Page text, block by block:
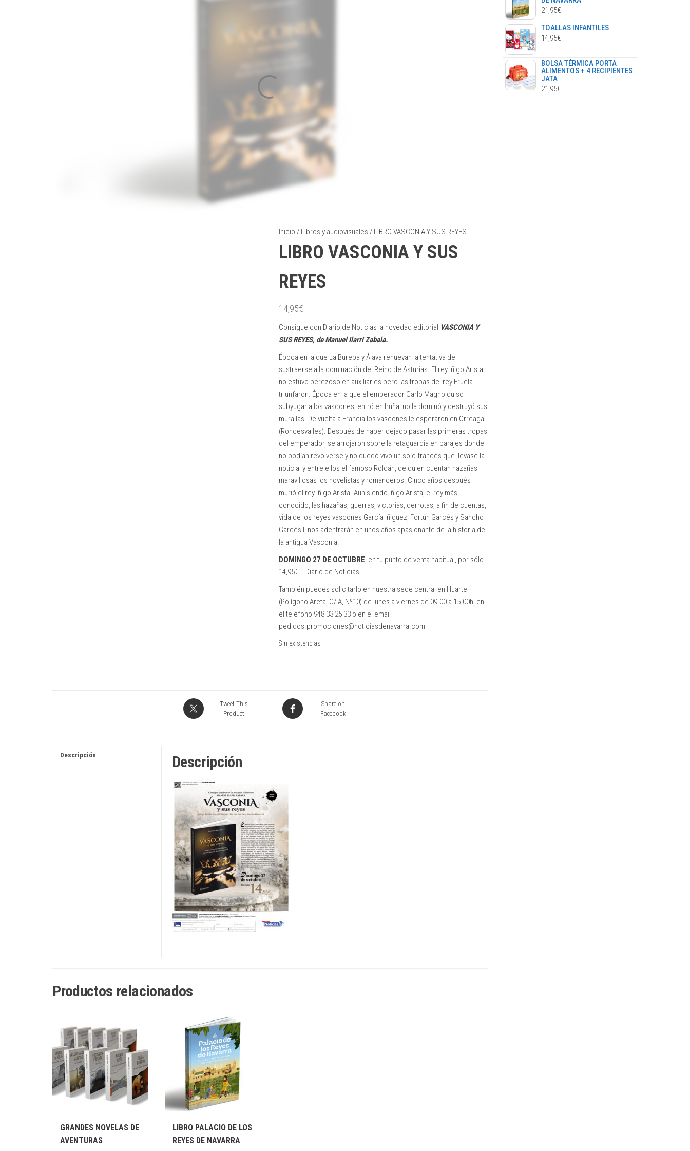
Inicio / Libros y audiovisuales / LIBRO VASCONIA Y SUS REYES
LIBRO VASCONIA Y SUS
REYES
14,95€
Consigue con Diario de Noticias la novedad editorial VASCONIA Y
SUS REYES, de Manuel Ilarri Zabala.
Época en la que La Bureba y Álava renuevan la tentativa de
sustraerse a la dominación del Reino de Asturias. El rey Iñigo Arista
no estuvo perezoso en auxiliarles pero las tropas del rey Fruela
triunfaron. Época en la que el emperador Carlo Magno quiso
subyugar a los vascones, entró en Iruña, no la dominó y destruyó sus
murallas. De vuelta a Francia los vascones le esperaron en Orreaga
(Roncesvalles). Después de haber dejado pasar las primeras tropas
del emperador, se arrojaron sobre la retaguardia en parajes donde
no podían revolverse y no quedó vivo un solo francés que llevase la
noticia; y entre ellos el famoso Roldán, de quien cuentan hazañas
maravillosas los novelistas y romanceros. Cinco años después
murió el rey Iñigo Arista. Aun siendo Iñigo Arista, el rey más
conocido, las hazañas, guerras, victorias, derrotas, a fin de cuentas,
vida de los reyes vascones García Iñiguez, Fortún Garcés y Sancho
Garcés I, nos adentrarán en unos años apasionante de la historia de
la antigua Vasconia.
DOMINGO 27 DE OCTUBRE, en tu punto de venta habitual, por sólo
14,95€ + Diario de Noticias.
También puedes solicitarlo en nuestra sede central en Huarte
(Polígono Areta, C/ A, Nº10) de lunes a viernes de 09.00 a 15.00h, en
el teléfono 948 33 25 33 o en el email
pedidos.promociones@noticiasdenavarra.com
Sin existencias
Tweet This
Product
Share on
Facebook
Descripción Descripción
Productos relacionados
GRANDES NOVELAS DE
AVENTURAS
LIBRO PALACIO DE LOS
REYES DE NAVARRA
21,95€
TOALLAS INFANTILES
14,95€
BOLSA TÉRMICA PORTA
ALIMENTOS + 4 RECIPIENTES
JATA
21,95€